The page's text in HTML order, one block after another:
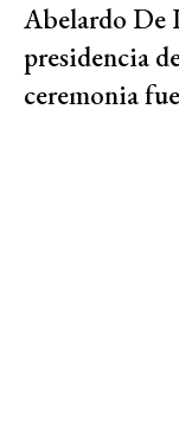
Abelardo De
presidencia
ceremonia